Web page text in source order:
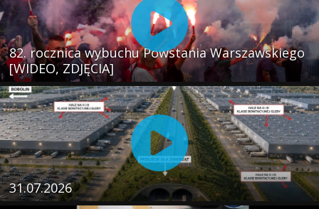
82. rocznica wybuchu Powstania Warszawskiego
[WIDEO, ZDJĘCIA]
31.07.2026